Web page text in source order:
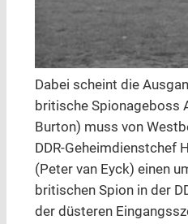
Dabei scheint die
britische Spionageboss
Burton) muss von
DDR-Geheimdienstchef
(Peter van Eyck) einen
britischen Spion in der
der düsteren